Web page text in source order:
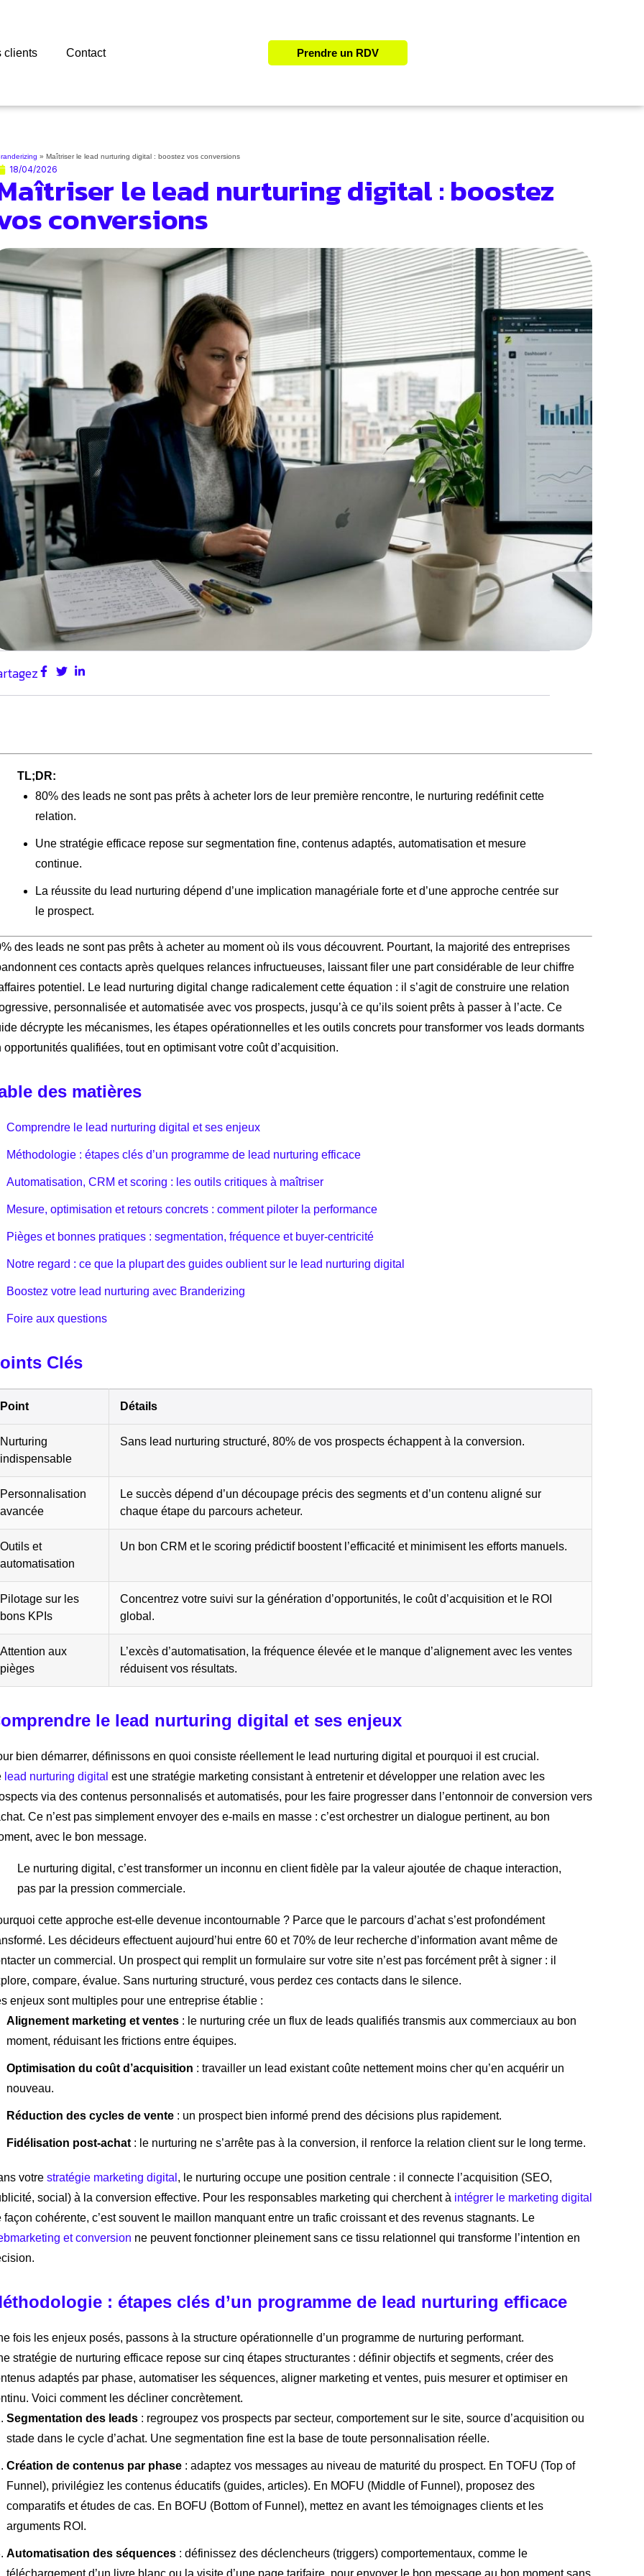
clients Contact Prendre un RDV
» Maîtriser le lead nurturing digital : boostez vos conversions
18/04/2026 le lead nurturing digital : boostez
conversions
TL;DR:
80% des leads ne sont pas prêts à acheter lors de leur première rencontre, le nurturing redéfinit cette
relation.
Une stratégie efficace repose sur segmentation fine, contenus adaptés, automatisation et mesure
continue.
La réussite du lead nurturing dépend d’une implication managériale forte et d’une approche centrée sur
le prospect.
des leads ne sont pas prêts à acheter au moment où ils vous découvrent. Pourtant, la majorité des entreprises
ces contacts après quelques relances infructueuses, laissant filer une part considérable de leur chiffre
potentiel. Le lead nurturing digital change radicalement cette équation : il s’agit de construire une relation
personnalisée et automatisée avec vos prospects, jusqu’à ce qu’ils soient prêts à passer à l’acte. Ce
décrypte les mécanismes, les étapes opérationnelles et les outils concrets pour transformer vos leads dormants
opportunités qualifiées, tout en optimisant votre coût d’acquisition.
des matières
Comprendre le lead nurturing digital et ses enjeux
Méthodologie : étapes clés d’un programme de lead nurturing efficace
Automatisation, CRM et scoring : les outils critiques à maîtriser
Mesure, optimisation et retours concrets : comment piloter la performance
Pièges et bonnes pratiques : segmentation, fréquence et buyer-centricité
Notre regard : ce que la plupart des guides oublient sur le lead nurturing digital
Boostez votre lead nurturing avec Branderizing
Foire aux questions
Clés
Point Détails
Nurturing
indispensable
Sans lead nurturing structuré, 80% de vos prospects échappent à la conversion.
Personnalisation
avancée
Le succès dépend d’un découpage précis des segments et d’un contenu aligné sur
chaque étape du parcours acheteur.
Outils et
automatisation
Un bon CRM et le scoring prédictif boostent l’efficacité et minimisent les efforts manuels.
Pilotage sur les
bons KPIs
Concentrez votre suivi sur la génération d’opportunités, le coût d’acquisition et le ROI
global.
Attention aux
pièges
L’excès d’automatisation, la fréquence élevée et le manque d’alignement avec les ventes
réduisent vos résultats.
le lead nurturing digital et ses enjeux
bien démarrer, définissons en quoi consiste réellement le lead nurturing digital et pourquoi il est crucial.
lead nurturing digital est une stratégie marketing consistant à entretenir et développer une relation avec les
via des contenus personnalisés et automatisés, pour les faire progresser dans l’entonnoir de conversion vers
Ce n’est pas simplement envoyer des e-mails en masse : c’est orchestrer un dialogue pertinent, au bon
avec le bon message.
Le nurturing digital, c’est transformer un inconnu en client fidèle par la valeur ajoutée de chaque interaction,
pas par la pression commerciale.
cette approche est-elle devenue incontournable ? Parce que le parcours d’achat s’est profondément
Les décideurs effectuent aujourd’hui entre 60 et 70% de leur recherche d’information avant même de
un commercial. Un prospect qui remplit un formulaire sur votre site n’est pas forcément prêt à signer : il
compare, évalue. Sans nurturing structuré, vous perdez ces contacts dans le silence.
enjeux sont multiples pour une entreprise établie :
Alignement marketing et ventes : le nurturing crée un flux de leads qualifiés transmis aux commerciaux au bon
moment, réduisant les frictions entre équipes.
Optimisation du coût d’acquisition : travailler un lead existant coûte nettement moins cher qu’en acquérir un
nouveau.
Réduction des cycles de vente : un prospect bien informé prend des décisions plus rapidement.
Fidélisation post-achat : le nurturing ne s’arrête pas à la conversion, il renforce la relation client sur le long terme.
votre stratégie marketing digital , le nurturing occupe une position centrale : il connecte l’acquisition (SEO,
social) à la conversion effective. Pour les responsables marketing qui cherchent à intégrer le marketing digital
façon cohérente, c’est souvent le maillon manquant entre un trafic croissant et des revenus stagnants. Le
et conversion ne peuvent fonctionner pleinement sans ce tissu relationnel qui transforme l’intention en
: étapes clés d’un programme de lead nurturing efficace
fois les enjeux posés, passons à la structure opérationnelle d’un programme de nurturing performant.
stratégie de nurturing efficace repose sur cinq étapes structurantes : définir objectifs et segments, créer des
adaptés par phase, automatiser les séquences, aligner marketing et ventes, puis mesurer et optimiser en
Voici comment les décliner concrètement.
Segmentation des leads : regroupez vos prospects par secteur, comportement sur le site, source d’acquisition ou
stade dans le cycle d’achat. Une segmentation fine est la base de toute personnalisation réelle.
Création de contenus par phase : adaptez vos messages au niveau de maturité du prospect. En TOFU (Top of
Funnel), privilégiez les contenus éducatifs (guides, articles). En MOFU (Middle of Funnel), proposez des
comparatifs et études de cas. En BOFU (Bottom of Funnel), mettez en avant les témoignages clients et les
arguments ROI.
Automatisation des séquences : définissez des déclencheurs (triggers) comportementaux, comme le
téléchargement d’un livre blanc ou la visite d’une page tarifaire, pour envoyer le bon message au bon moment sans